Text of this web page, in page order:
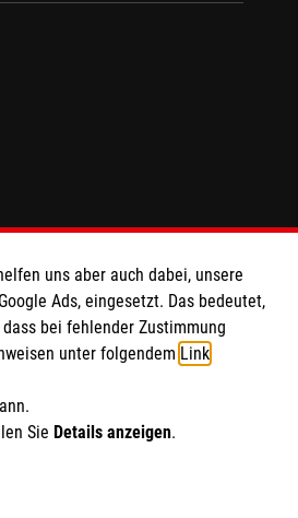
uns aber auch dabei, unsere
Ads, eingesetzt. Das bedeutet,
bei fehlender Zustimmung
unter folgendem Link
Sie Details anzeigen.